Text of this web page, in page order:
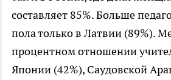
составляет 85%. Больше
пола только в Латвии (89%).
процентном отношении
Японии (42%), Саудовской